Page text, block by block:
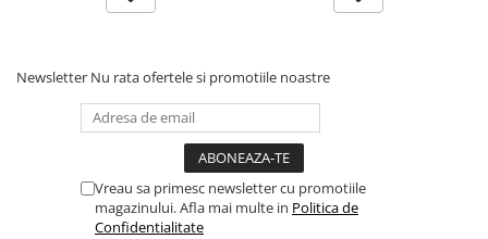
Newsletter Nu rata ofertele si promotiile noastre
Vreau sa primesc newsletter cu promotiile
magazinului. Afla mai multe in Politica de
Confidentialitate